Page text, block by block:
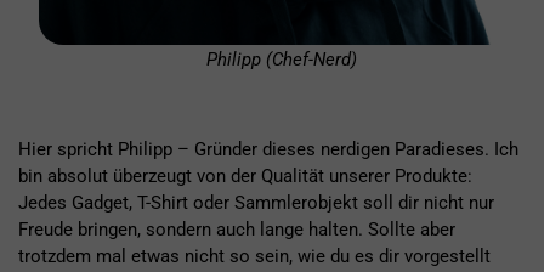
Philipp (Chef-Nerd)
Hier spricht Philipp – Gründer dieses nerdigen Paradieses. Ich
bin absolut überzeugt von der Qualität unserer Produkte:
Jedes Gadget, T-Shirt oder Sammlerobjekt soll dir nicht nur
Freude bringen, sondern auch lange halten. Sollte aber
trotzdem mal etwas nicht so sein, wie du es dir vorgestellt